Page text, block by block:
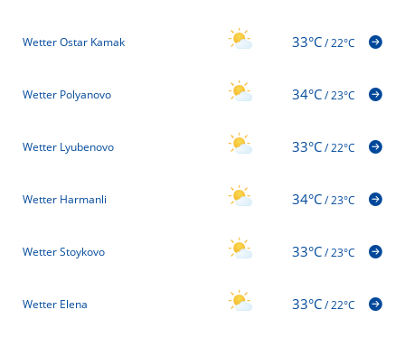
Wetter Ostar Kamak 33°C/22°C
Wetter Polyanovo 34°C/23°C
Wetter Lyubenovo 33°C/22°C
Wetter Harmanli 34°C/23°C
Wetter Stoykovo 33°C/23°C
Wetter Elena 33°C/22°C